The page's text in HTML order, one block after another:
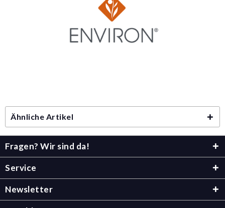
Ähnliche Artikel
Fragen? Wir sind da!
Service
Newsletter